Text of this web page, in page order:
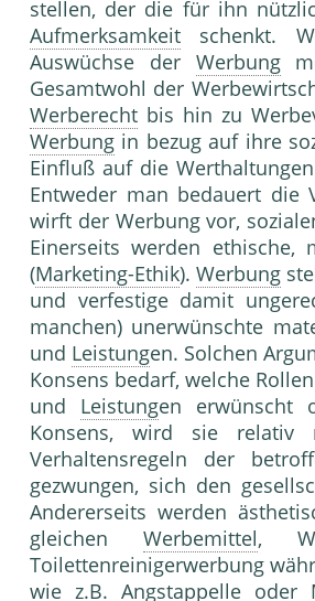
stellen, der die für ihn
Aufmerksamkeit schenkt.
Auswüchse der Werbung
Gesamtwohl der
Werberecht bis hin zu
Werbung in bezug auf ihre
Einfluß auf die
Entweder man bedauert die
wirft der Wer­bung vor,
Einerseits werden ethische,
(Marketing-Ethik). Werbung
und verfestige damit
manchen) unerwünschte
und Leistungen. Solchen
Konsens bedarf, wel­che
und Leistungen erwünscht
Konsens, wird sie re­lativ
Verhaltensregeln der
gezwungen, sich den
Andererseits werden
gleichen Werbemittel,
Toilettenreinigerwerbung
wie z.B. Angstappelle oder